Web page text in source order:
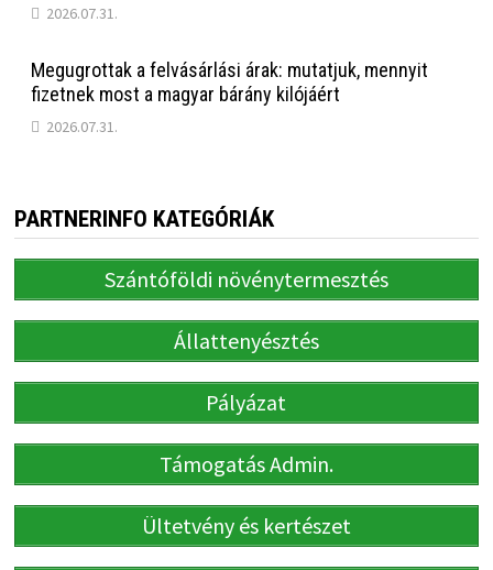
2026.07.31.
Megugrottak a felvásárlási árak: mutatjuk, mennyit
fizetnek most a magyar bárány kilójáért
2026.07.31.
PARTNERINFO KATEGÓRIÁK
Szántóföldi növénytermesztés
Állattenyésztés
Pályázat
Támogatás Admin.
Ültetvény és kertészet